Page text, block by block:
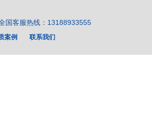
案例 联系我们
国客服热线：13188933555